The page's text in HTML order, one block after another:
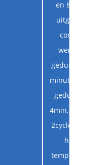
en 85 mJ -
uitgang）
continu
werkend
gedurende
minuten,
gedurende
4min,
2cyclen （
hoge